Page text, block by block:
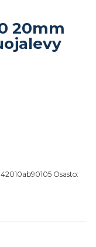
20mm
määrä
Osasto: